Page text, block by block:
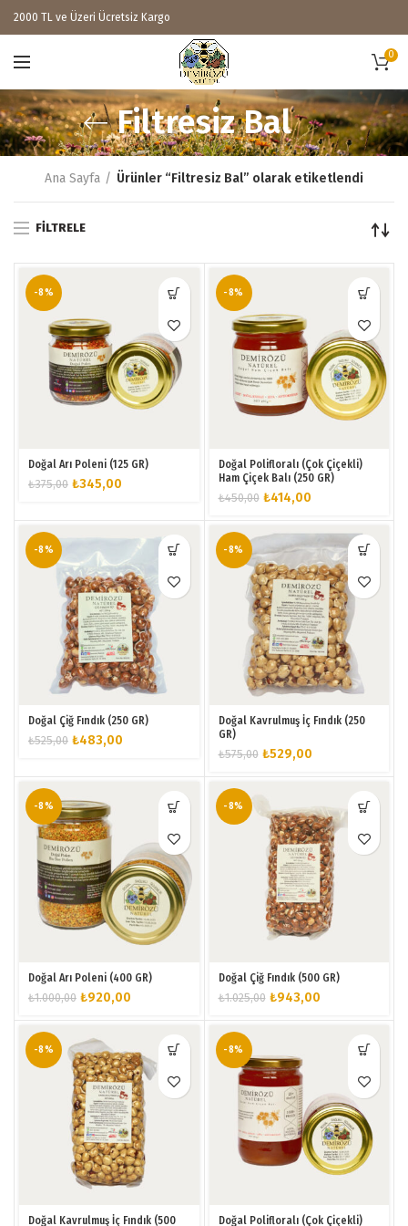
2000 TL ve Üzeri Ücretsiz Kargo
0
Filtresiz Bal
Ana Sayfa Ürünler “Filtresiz Bal” olarak etiketlendi
FILTRELE
-8%
Doğal Arı Poleni (125 GR)
₺375,00 Orijinal
₺345,00
-8%
Doğal Polifloralı (Çok Çiçekli)
Ham Çiçek Balı (250 GR)
₺450,00 Orijinal
₺450,00.
₺414,00Şu
fiyat:
₺414,00.
-8%
Doğal Çiğ Fındık (250 GR)
₺525,00 Orijinal
₺483,00
-8%
Doğal Kavrulmuş İç Fındık (250
GR)
₺575,00 Orijinal
₺529,00Şu
₺529,00.
-8%
Doğal Arı Poleni (400 GR)
₺1.000,00 Orijinal
₺920,00
₺920,00.
-8%
Doğal Çiğ Fındık (500 GR)
₺1.025,00 Orijinal
₺943,00Şu
₺943,00.
-8%
Doğal Kavrulmuş İç Fındık (500
-8%
Doğal Polifloralı (Çok Çiçekli)